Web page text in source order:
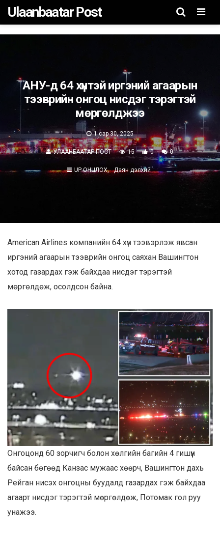
Menu
Ulaanbaatar Post
АНУ-д 64 хүнтэй иргэний агаарын
тээврийн онгоц нисдэг тэрэгтэй
мөргөлджээ
1 сар 30, 2025
УЛААНБААТАР ПОСТ 15 0 0
UP ОНЦЛОХ Даян дэлхий
American Airlines компанийн 64 хүн тээвэрлэж явсан
иргэний агаарын тээврийн онгоц саяхан Вашингтон
хотод газардах гэж байхдаа нисдэг тэрэгтэй
мөргөлдөж, осолдсон байна.
Онгоцонд 60 зорчигч болон хөлгийн багийн 4 гишүүн
байсан бөгөөд Канзас мужаас хөөрч, Вашингтон дахь
Рейган нисэх онгоцны буудалд газардах гэж байхдаа
агаарт нисдэг тэрэгтэй мөргөлдөж, Потомак гол руу
унажээ.